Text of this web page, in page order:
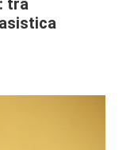
tra